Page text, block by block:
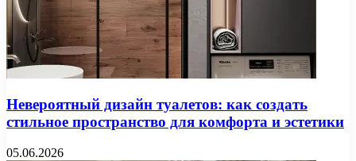
Невероятный дизайн туалетов: как создать
стильное пространство для комфорта и эстетики
05.06.2026